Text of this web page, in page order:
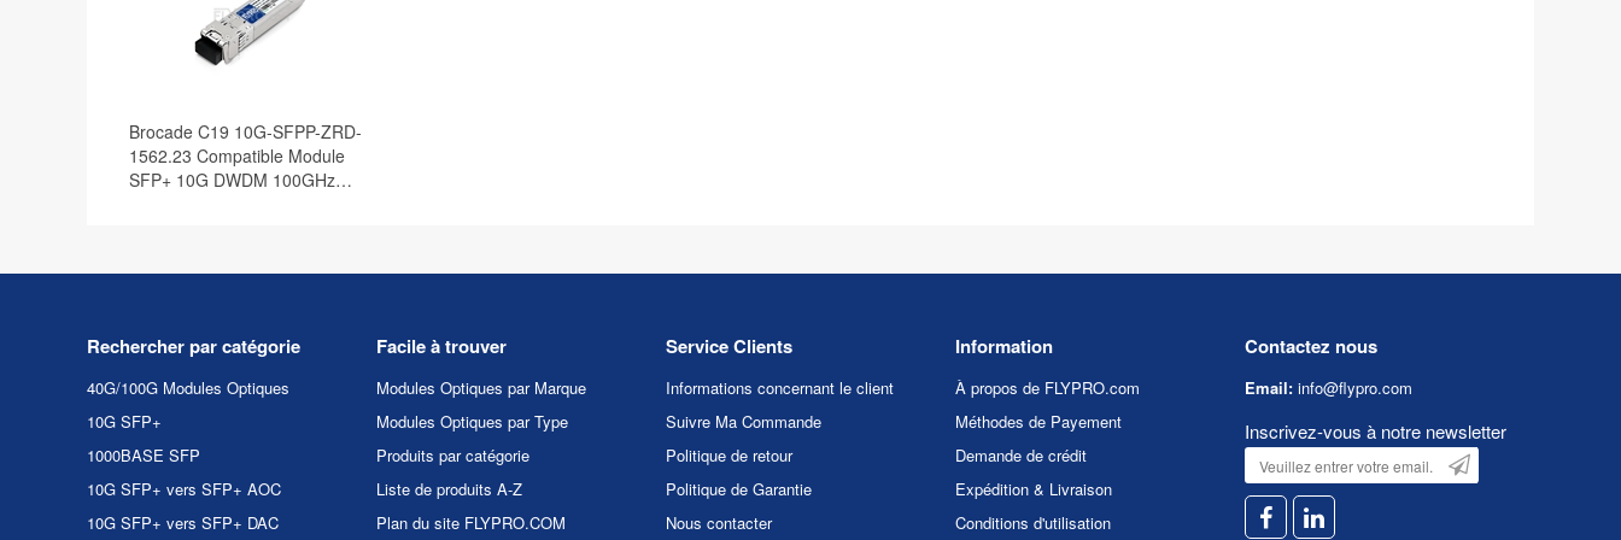
Brocade C19 10G-SFPP-ZRD-
1562.23 Compatible Module
SFP+ 10G DWDM 100GHz
Rechercher par catégorie
40G/100G Modules Optiques
10G SFP+
1000BASE SFP
10G SFP+ vers SFP+ AOC
10G SFP+ vers SFP+ DAC
Facile à trouver
Modules Optiques par Marque
Modules Optiques par Type
Produits par catégorie
Liste de produits A-Z
Plan du site FLYPRO.COM
Service Clients
Informations concernant le client
Suivre Ma Commande
Politique de retour
Politique de Garantie
Nous contacter
Information
À propos de FLYPRO.com
Méthodes de Payement
Demande de crédit
Expédition & Livraison
Conditions d'utilisation
Contactez nous
Email: info@flypro.com
Inscrivez-vous à notre newsletter